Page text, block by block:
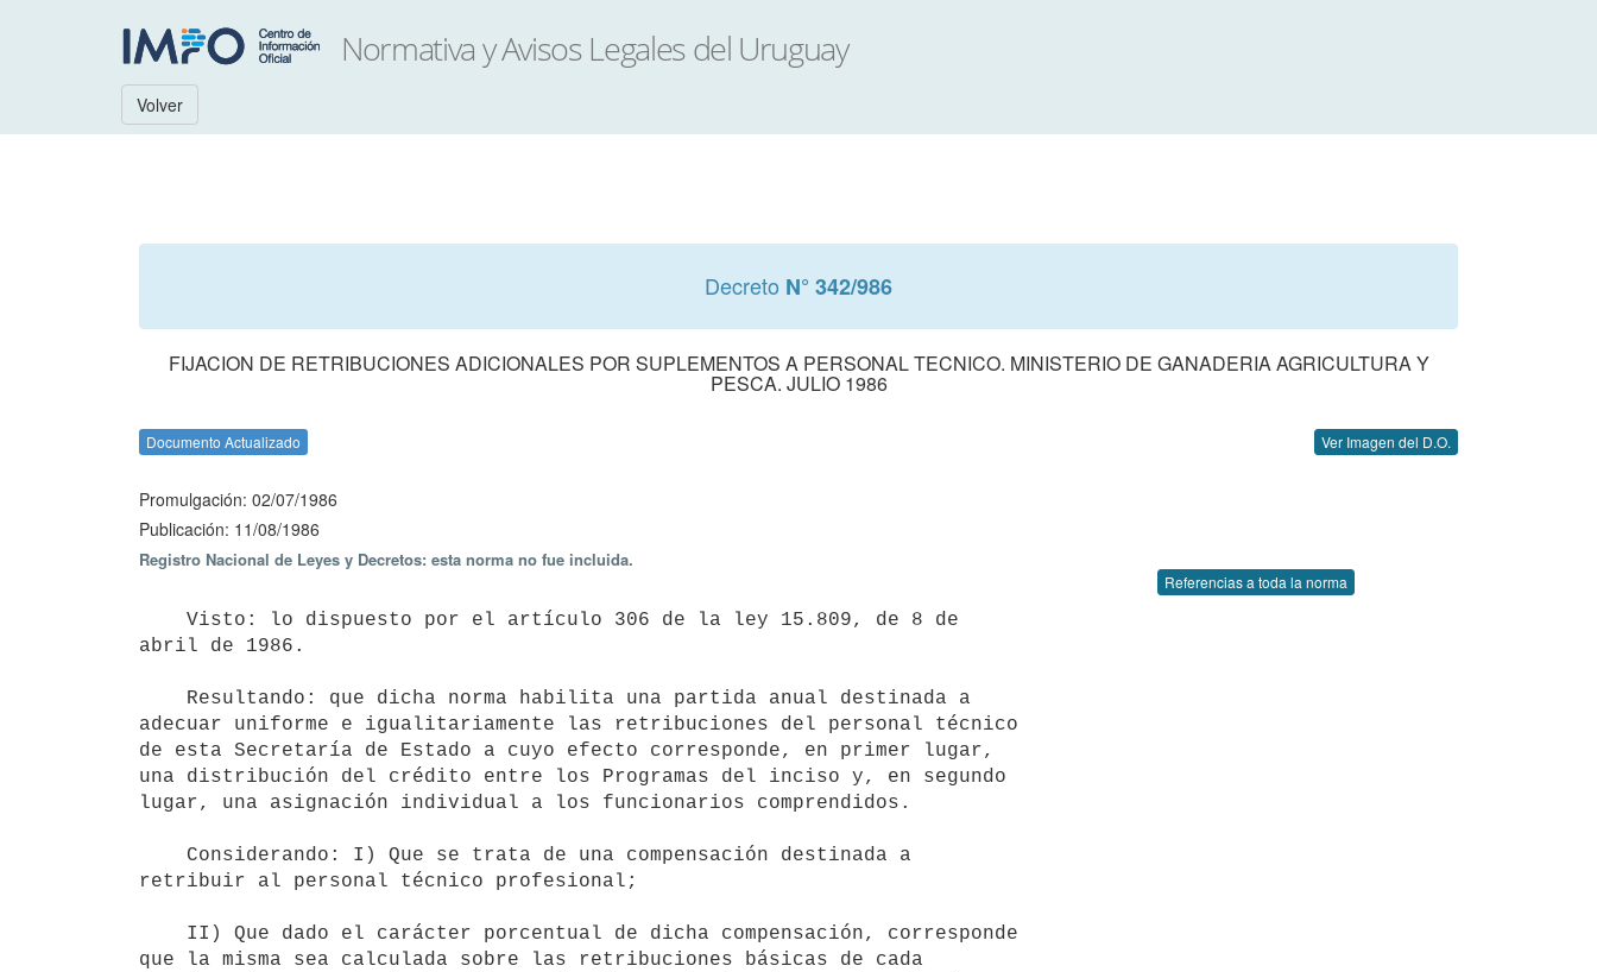
Volver
Decreto N° 342/986
FIJACION DE RETRIBUCIONES ADICIONALES POR SUPLEMENTOS A PERSONAL TECNICO. MINISTERIO DE GANADERIA AGRICULTURA Y
PESCA. JULIO 1986
Documento Actualizado Ver Imagen del D.O.
Promulgación: 02/07/1986
Publicación: 11/08/1986
Registro Nacional de Leyes y Decretos: esta norma no fue incluida.
Referencias a toda la norma
abril de 1986.
adecuar uniforme e igualitariamente las retribuciones del personal técnico
de esta Secretaría de Estado a cuyo efecto corresponde, en primer lugar,
una distribución del crédito entre los Programas del inciso y, en segundo
lugar, una asignación individual a los funcionarios comprendidos.
retribuir al personal técnico profesional;
que la misma sea calculada sobre las retribuciones básicas de cada